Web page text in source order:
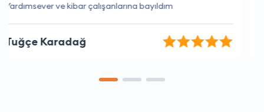
Harika bir deneyim oldu, çok memnun kaldım
Özge Can